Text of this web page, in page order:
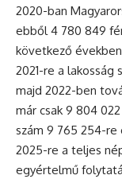
2020-ban
ebből 4 780 849
következő
2021-re a
majd 2022-ben
már csak 9 804
szám 9 765 254-re
2025-re a teljes
egyértelmű